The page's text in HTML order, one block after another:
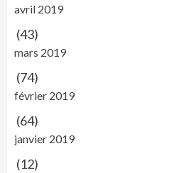
avril 2019
(43)
mars 2019
(74)
février 2019
(64)
janvier 2019
(12)